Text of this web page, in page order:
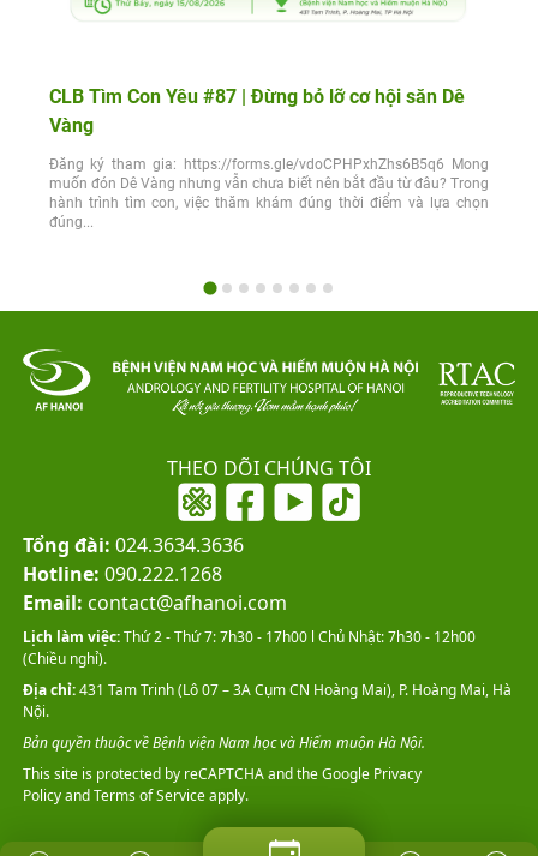
CLB Tìm Con Yêu #87 | Đừng bỏ lỡ cơ hội săn Dê
Vàng
Đăng ký tham gia: https://forms.gle/vdoCPHPxhZhs6B5q6 Mong
muốn đón Dê Vàng nhưng vẫn chưa biết nên bắt đầu từ đâu? Trong
hành trình tìm con, việc thăm khám đúng thời điểm và lựa chọn
đúng...
THEO DÕI CHÚNG TÔI
Tổng đài: 024.3634.3636
Hotline: 090.222.1268
Email: contact@afhanoi.com
This site is protected by reCAPTCHA and the GooglePrivacy
PolicyandTerms of Serviceapply.
Lịch làm việc:Thứ 2 - Thứ 7: 7h30 - 17h00 l Chủ Nhật: 7h30 - 12h00
(Chiều nghỉ).
Địa chỉ:431 Tam Trinh (Lô 07 – 3A Cụm CN Hoàng Mai), P. Hoàng Mai, Hà
Nội.
Bản quyền thuộc về Bệnh viện Nam học và Hiếm muộn Hà Nội.